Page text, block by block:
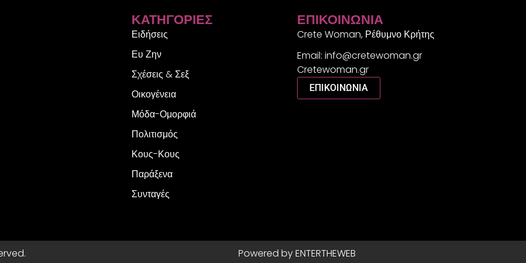
ΚΑΤΗΓΟΡΊΕΣ
Ειδήσεις
Ευ Ζην
Σχέσεις & Σεξ
Οικογένεια
Μόδα-Ομορφιά
Πολιτισμός
Κους-Κους
Παράξενα
Συνταγές
ΕΠΙΚΟΙΝΩΝΊΑ
Crete Woman, Ρέθυμνο Κρήτης
Email: info@cretewoman.gr
Cretewoman.gr
ΕΠΙΚΟΙΝΩΝΙΑ
Powered by ENTERTHEWEB